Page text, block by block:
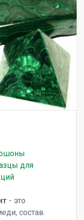
для
- это
состав